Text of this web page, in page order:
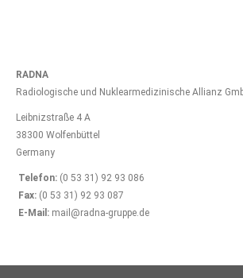
RADNA
Radiologische und Nuklearmedizinische Allianz
Leibnizstraße 4 A
38300 Wolfenbüttel
Germany
Telefon: (0 53 31) 92 93 086
Fax: (0 53 31) 92 93 087
E-Mail: mail@radna-gruppe.de